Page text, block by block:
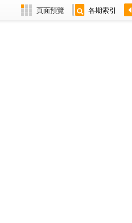
頁面預覽 各期索引